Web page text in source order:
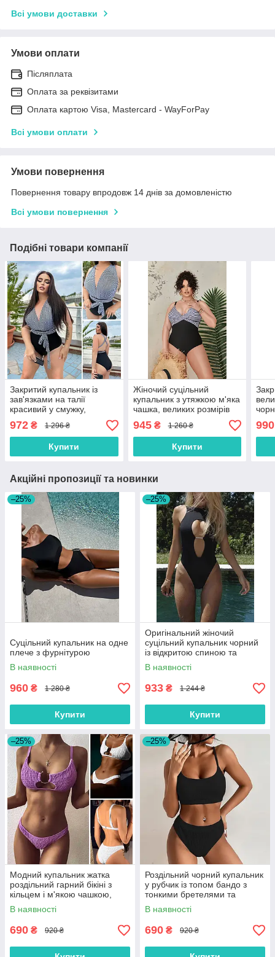
Всі умови доставки
Умови оплати
Післяплата
Оплата за реквізитами
Оплата картою Visa, Mastercard - WayForPay
Всі умови оплати
Умови повернення
Повернення товару впродовж 14 днів за домовленістю
Всі умови повернення
Подібні товари компанії
Закритий купальник із
зав'язками на талії
красивий у смужку,
великих і батальних
розмірів
972 ₴ 1 296 ₴
Купити
Жіночий суцільний
купальник з утяжкою м'яка
чашка, великих розмірів
945₴ 1 260 ₴
Купити
990
Акційні пропозиції та новинки
–25%
Суцільний купальник на одне
плече з фурнітурою
В наявності
960 ₴ 1 280 ₴
Купити
–25%
Оригінальний жіночий
суцільний купальник чорний
із відкритою спиною та
вирізом на грудях розміри S,
M, L
В наявності
933 ₴ 1 244 ₴
Купити
–25%
Модний купальник жатка
роздільний гарний бікіні з
кільцем і м'якою чашкою,
бузковий, білий, розмір S, M,
L
В наявності
690 ₴ 920 ₴
–25%
Роздільний чорний купальник
у рубчик із топом бандо з
тонкими бретелями та
високою посадкою, розмір S,
M, L
В наявності
690 ₴ 920 ₴